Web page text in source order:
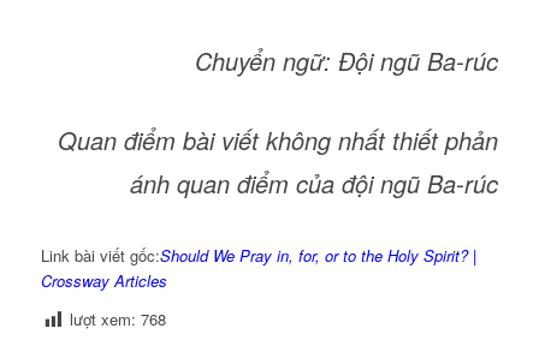
Chuyển ngữ: Đội ngũ Ba-rúc
Quan điểm bài viết không nhất thiết phản
ánh quan điểm của đội ngũ Ba-rúc
Link bài viết gốc:Should We Pray in, for, or to the Holy Spirit? |
Crossway Articles
lượt xem: 768